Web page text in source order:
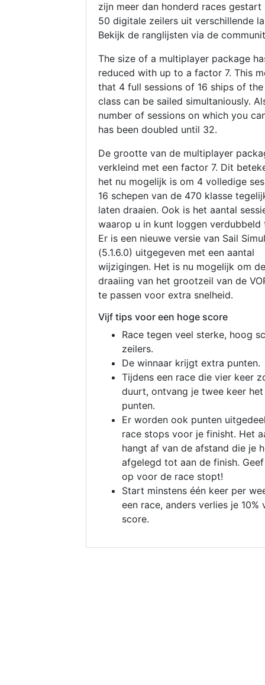
zijn meer dan honderd races gestart
50 digitale zeilers uit verschillende
Bekijk de ranglijsten via de
The size of a multiplayer package
reduced with up to a factor 7. This
that 4 full sessions of 16 ships of
class can be sailed simultaniously.
number of sessions on which you
has been doubled until 32.
De grootte van de multiplayer
verkleind met een factor 7. Dit
het nu mogelijk is om 4 volledige
16 schepen van de 470 klasse
laten draaien. Ook is het aantal
waarop u in kunt loggen verdubbeld
Er is een nieuwe versie van Sail
(5.1.6.0) uitgegeven met een aantal
wijzigingen. Het is nu mogelijk om de
draaiing van het grootzeil van de
te passen voor extra snelheid.
Vijf tips voor een hoge score
Race tegen veel sterke, hoog
zeilers.
De winnaar krijgt extra punten.
Tijdens een race die vier keer
duurt, ontvang je twee keer
punten.
Er worden ook punten
race stops voor je finisht. Het
hangt af van de afstand die je
afgelegd tot aan de finish.
op voor de race stopt!
Start minstens één keer per
een race, anders verlies je 10%
score.